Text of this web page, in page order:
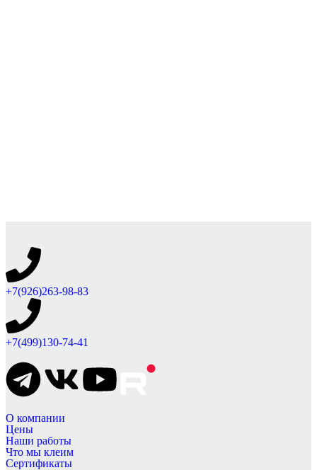
+7(926)263-98-83
+7(499)130-74-41
О компании
Цены
Наши работы
Что мы клеим
Сертификаты